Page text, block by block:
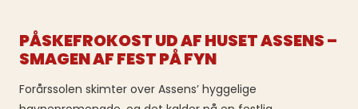
PÅSKEFROKOST UD AF HUSET ASSENS –
SMAGEN AF FEST PÅ FYN
Forårssolen skimter over Assens’ hyggelige